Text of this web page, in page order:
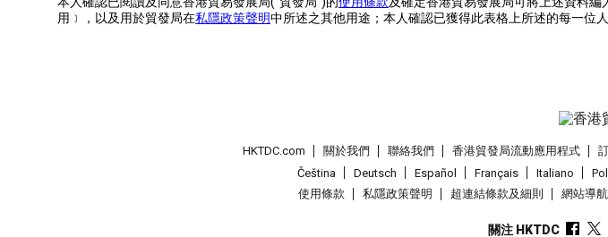
用﹞，以及用於貿發局在私隱政策聲明中所述之其他用途；本人確認已獲得此表格上所述的每一位
HKTDC.com 關於我們 聯絡我們 香港貿發局流動應用程式
Čeština
Deutsch Español Français Italiano
使用條款
私隱政策聲明 超連結條款及細則 網站導航
關注 HKTDC